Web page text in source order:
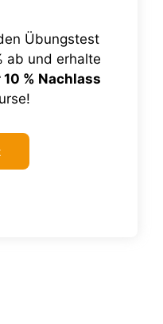
Übungstest
ab und erhalte
% Nachlass